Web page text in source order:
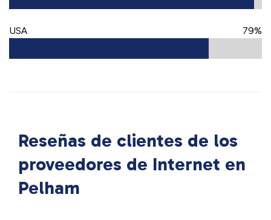
USA 79%
Reseñas de clientes de los
proveedores de Internet en
Pelham